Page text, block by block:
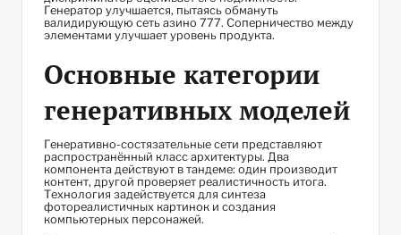
Генератор улучшается, пытаясь обмануть
валидирующую сеть азино 777. Соперничество между
элементами улучшает уровень продукта.
Основные категории
генеративных моделей
Генеративно-состязательные сети представляют
распространённый класс архитектуры. Два
компонента действуют в тандеме: один производит
контент, другой проверяет реалистичность итога.
Технология задействуется для синтеза
фотореалистичных картинок и создания
компьютерных персонажей.